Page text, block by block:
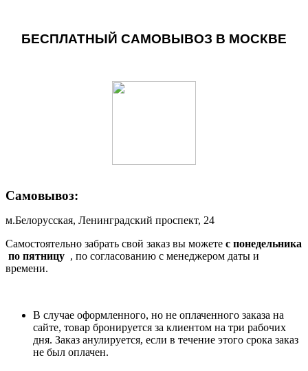
БЕСПЛАТНЫЙ САМОВЫВОЗ В МОСКВЕ
Самовывоз:
м.Белорусская, Ленинградский проспект, 24
Самостоятельно забрать свой заказ вы можете c понедельника
по пятницу , по согласованию с менеджером даты и
времени.
В случае оформленного, но не оплаченного заказа на
сайте, товар бронируется за клиентом на три рабочих
дня. Заказ анулируется, если в течение этого срока заказ
не был оплачен.